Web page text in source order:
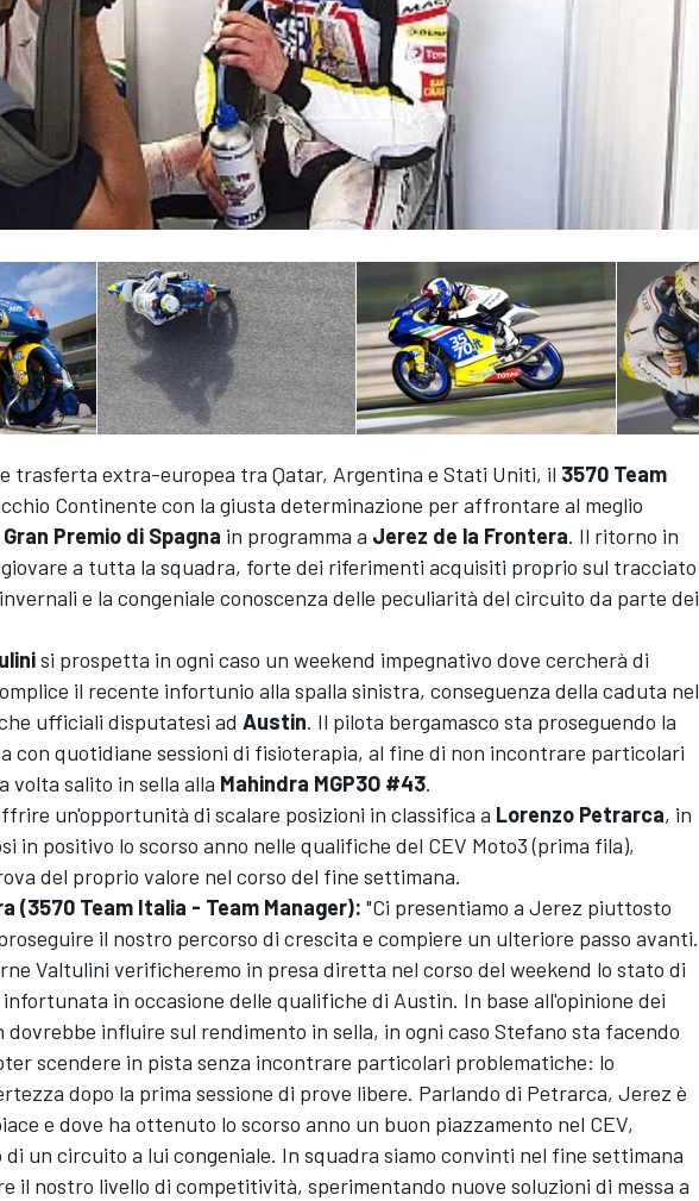
trasferta extra-europea tra Qatar, Argentina e Stati Uniti, il 3570 Team
Continente con la giusta determinazione per affrontare al meglio
Gran Premio di Spagna in programma a Jerez de la Frontera. Il ritorno in
a tutta la squadra, forte dei riferimenti acquisiti proprio sul tracciato
e la congeniale conoscenza delle peculiarità del circuito da parte dei
si prospetta in ogni caso un weekend impegnativo dove cercherà di
il recente infortunio alla spalla sinistra, conseguenza della caduta nel
ufficiali disputatesi ad Austin. Il pilota bergamasco sta proseguendo la
con quotidiane sessioni di fisioterapia, al fine di non incontrare particolari
volta salito in sella alla Mahindra MGP3O #43.
un'opportunità di scalare posizioni in classifica a Lorenzo Petrarca, in
in positivo lo scorso anno nelle qualifiche del CEV Moto3 (prima fila),
del proprio valore nel corso del fine settimana.
(3570 Team Italia - Team Manager): "Ci presentiamo a Jerez piuttosto
il nostro percorso di crescita e compiere un ulteriore passo avanti.
Valtulini verificheremo in presa diretta nel corso del weekend lo stato di
in occasione delle qualifiche di Austin. In base all'opinione dei
dovrebbe influire sul rendimento in sella, in ogni caso Stefano sta facendo
scendere in pista senza incontrare particolari problematiche: lo
dopo la prima sessione di prove libere. Parlando di Petrarca, Jerez è
e dove ha ottenuto lo scorso anno un buon piazzamento nel CEV,
un circuito a lui congeniale. In squadra siamo convinti nel fine settimana
il nostro livello di competitività, sperimentando nuove soluzioni di messa a